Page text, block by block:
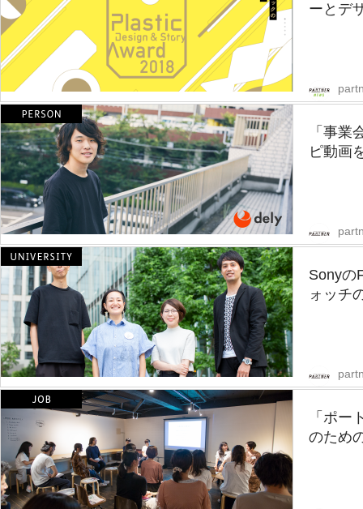
ーとデ
「事業
ピ動画
Sonyの
ォッチ
「ポー
のため